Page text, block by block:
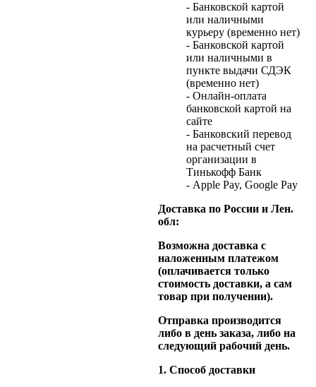
- Банковской картой
или наличными
курьеру (временно нет)
- Банковской картой
или наличными в
пункте выдачи СДЭК
(временно нет)
- Онлайн-оплата
банковской картой на
сайте
- Банковский перевод
на расчетный счет
организации в
Тинькофф Банк
- Apple Pay, Google Pay
Доставка по России и Лен.
обл:
Возможна доставка с
наложенным платежом
(оплачивается только
стоимость доставки, а сам
товар при получении).
Отправка производится
либо в день заказа, либо на
следующий рабочий день.
1. Способ доставки